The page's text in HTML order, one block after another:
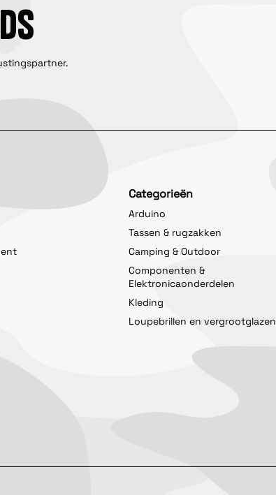
Categorieën
Arduino
Tassen & rugzakken
Camping & Outdoor
Componenten &
Elektronicaonderdelen
Kleding
Loupebrillen en vergrootglazen